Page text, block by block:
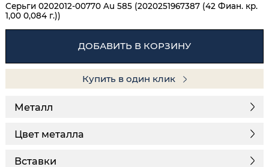
Серьги 0202012-00770 Au 585 (2020251967387 (42 Фиан. кр.
1,00 0,084 г.))
ДОБАВИТЬ В КОРЗИНУ
Купить в один клик
Металл
Цвет металла
Вставки